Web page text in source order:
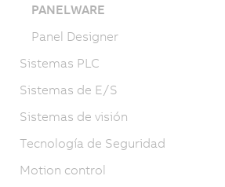
PANELWARE
Panel Designer
Sistemas PLC
Sistemas de E/S
Sistemas de visión
Tecnología de Seguridad
Motion control